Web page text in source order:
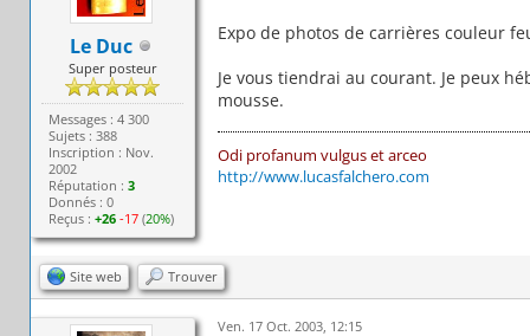
Le Duc
Super posteur
Messages : 4 300
Sujets : 388
Inscription : Nov.
2002
Réputation :3
Donnés : 0
Reçus :+26 -17 (20%)
Expo de photos de carrières couleur
Je vous tiendrai au courant. Je peux
mousse.
Odi profanum vulgus et arceo
http://www.lucasfalchero.com
Site web Trouver
Ven. 17 Oct. 2003, 12:15